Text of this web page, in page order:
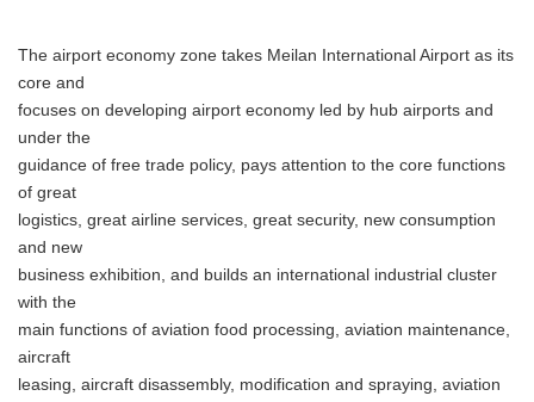
The airport economy zone takes Meilan International Airport as its
core and
focuses on developing airport economy led by hub airports and
under the
guidance of free trade policy, pays attention to the core functions
of great
logistics, great airline services, great security, new consumption
and new
business exhibition, and builds an international industrial cluster
with the
main functions of aviation food processing, aviation maintenance,
aircraft
leasing, aircraft disassembly, modification and spraying, aviation